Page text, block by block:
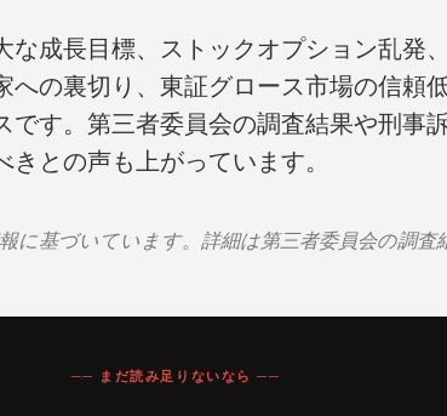
成長目標、ストックオプション乱発
の裏切り、東証グロース市場の信頼
す。第三者委員会の調査結果や刑事
との声も上がっています。
基づいています。詳細は第三者委員会の調査
── まだ読み足りないなら ──